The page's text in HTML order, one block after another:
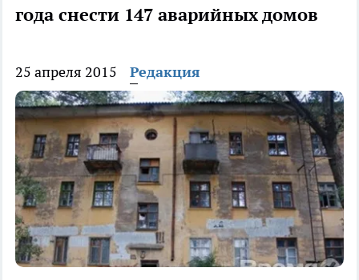
года снести 147 аварийных домов
25 апреля 2015 Редакция